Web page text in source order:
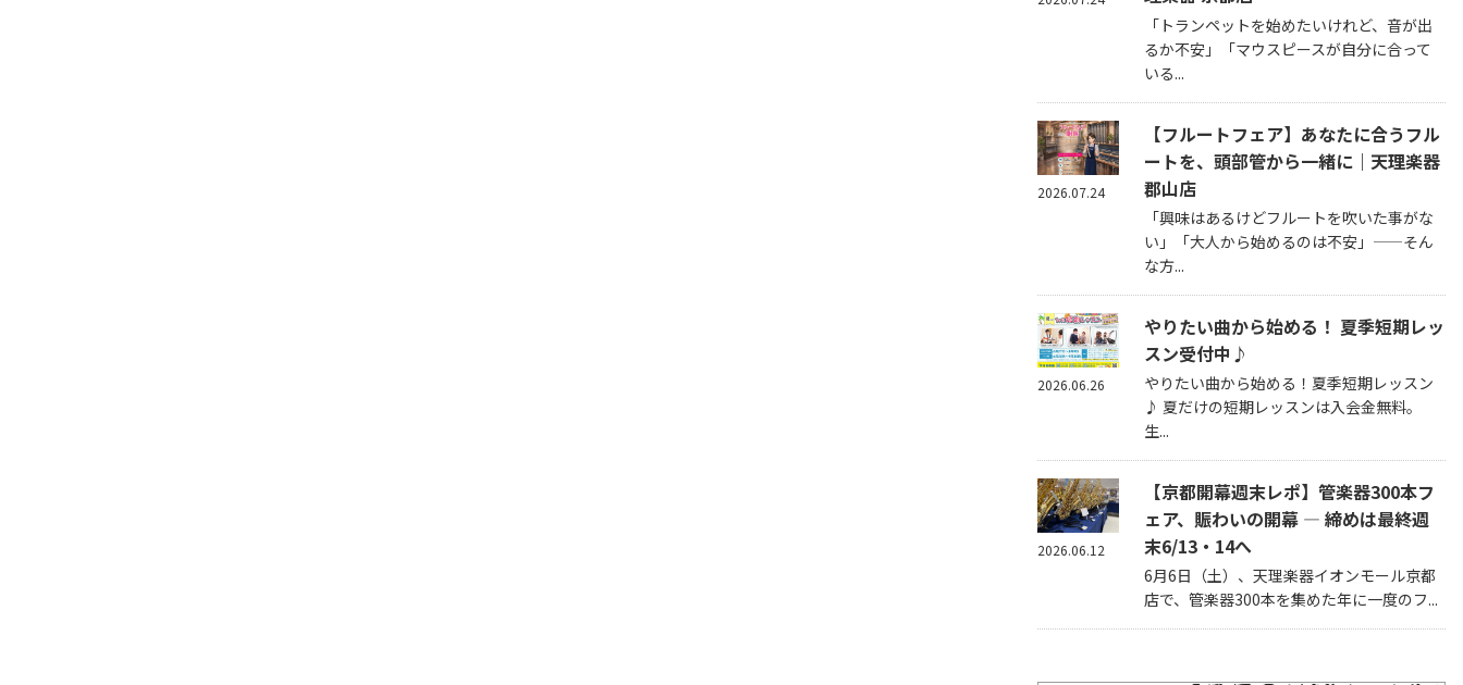
「トランペットを始めたいけれど、音が出
るか不安」「マウスピースが自分に合って
いる...
【フルートフェア】あなたに合うフル
ートを、頭部管から一緒に｜天理楽器
郡山店
「興味はあるけどフルートを吹いた事がな
い」「大人から始めるのは不安」——そん
な方...
2026.07.24
やりたい曲から始める！ 夏季短期レッ
スン受付中♪
やりたい曲から始める！夏季短期レッスン
♪ 夏だけの短期レッスンは入会金無料。
生...
2026.06.26
【京都開幕週末レポ】管楽器300本フ
ェア、賑わいの開幕 — 締めは最終週
末6/13・14へ
6月6日（土）、天理楽器イオンモール京都
店で、管楽器300本を集めた年に一度のフ...
2026.06.12